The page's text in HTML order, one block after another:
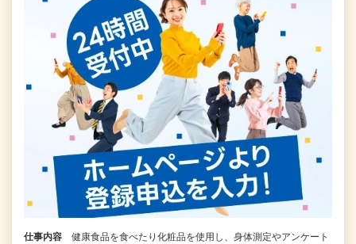
仕事内容
健康食品を食べたり化粧品を使用し、身体測定やアンケート